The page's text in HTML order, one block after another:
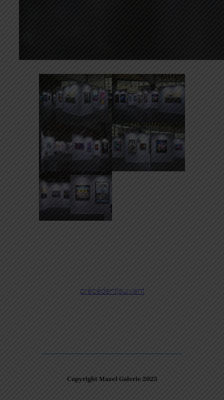
précédent|suivant
Copyright Mazel Galerie 2025